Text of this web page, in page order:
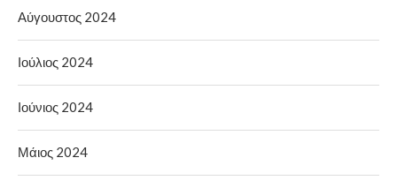
Αύγουστος 2024
Ιούλιος 2024
Ιούνιος 2024
Μάιος 2024